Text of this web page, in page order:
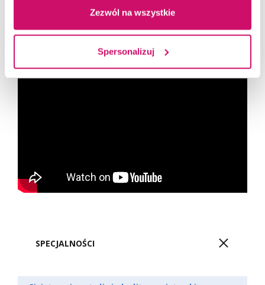
Zezwól na wszystkie
Spersonalizuj
którzy chcą zajmować się precyzyjną diagnostyką,
a dzięki temu leczeniem przyczyn, a nie objawów
problemów pacjenta.
SPECJALNOŚCI